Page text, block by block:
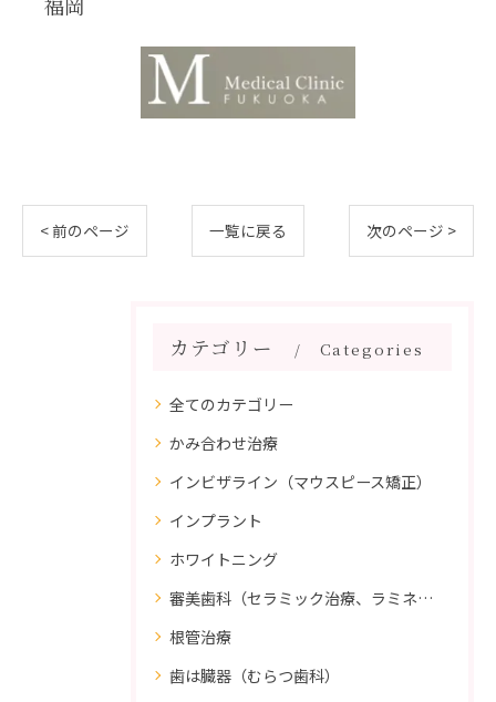
< 前のページ 一覧に戻る 次のページ >
カテゴリー Categories
全てのカテゴリー
かみ合わせ治療
インビザライン（マウスピース矯正）
インプラント
ホワイトニング
審美歯科（セラミック治療、ラミネートべニア、ダイレクトボンディング）
根管治療
歯は臓器（むらつ歯科）